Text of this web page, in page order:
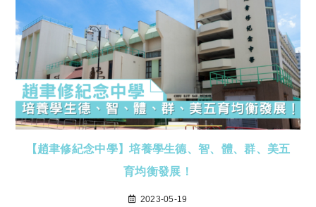
【趙聿修紀念中學】培養學生德、智、體、群、美五
育均衡發展！
2023-05-19